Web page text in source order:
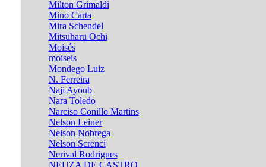
Milton Grimaldi
Mino Carta
Mira Schendel
Mitsuharu Ochi
Moisés
moiseis
Mondego Luiz
N. Ferreira
Naji Ayoub
Nara Toledo
Narciso Conillo Martins
Nelson Leiner
Nelson Nobrega
Nelson Screnci
Nerival Rodrigues
NEUZA DE CASTRO